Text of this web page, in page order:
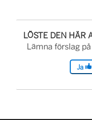
LÖSTE DEN HÄR
Lämna förslag
Ja